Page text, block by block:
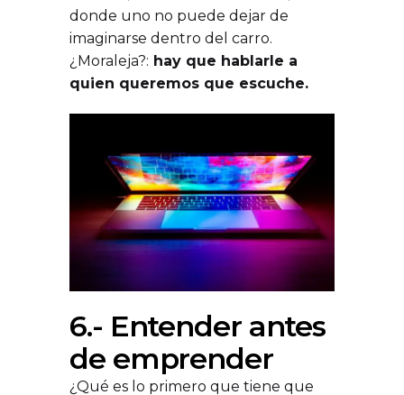
donde uno no puede dejar de
imaginarse dentro del carro.
¿Moraleja?: hay que hablarle a
quien queremos que escuche.
6.- Entender antes
de emprender
¿Qué es lo primero que tiene que